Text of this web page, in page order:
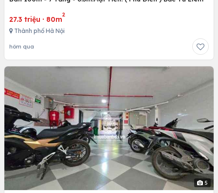
27.3 triệu · 80m
2
Thành phố Hà Nội
hôm qua
5